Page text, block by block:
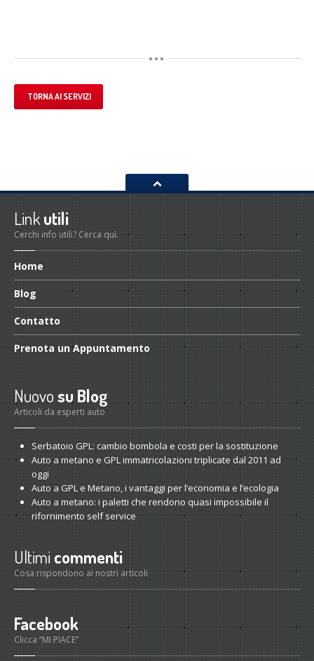
TORNA AI SERVIZI
Linkutili
Cerchi info utili? Cerca qui.
Home
Blog
Contatto
Prenota un Appuntamento
Nuovosu Blog
Articoli da esperti auto
Serbatoio GPL: cambio bombola e costi per la sostituzione
Auto a metano e GPL immatricolazioni triplicate dal 2011 ad
oggi
Auto a GPL e Metano, i vantaggi per l’economia e l’ecologia
Auto a metano: i paletti che rendono quasi impossibile il
rifornimento self service
Ultimi commenti
Cosa rispondono ai nostri articoli
Facebook
Clicca “MI PIACE”